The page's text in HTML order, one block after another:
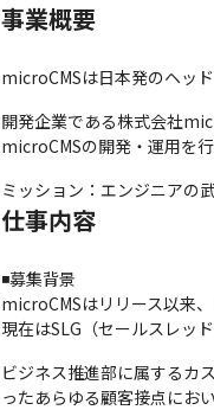
事業概要
microCMSは日本発のヘッ
開発企業である株式会社
microCMSの開発・運用を
ミッション：エンジニアの
仕事内容
◾️募集背景
microCMSはリリース以来
現在はSLG（セールスレッ
ビジネス推進部に属するカ
ったあらゆる顧客接点にお